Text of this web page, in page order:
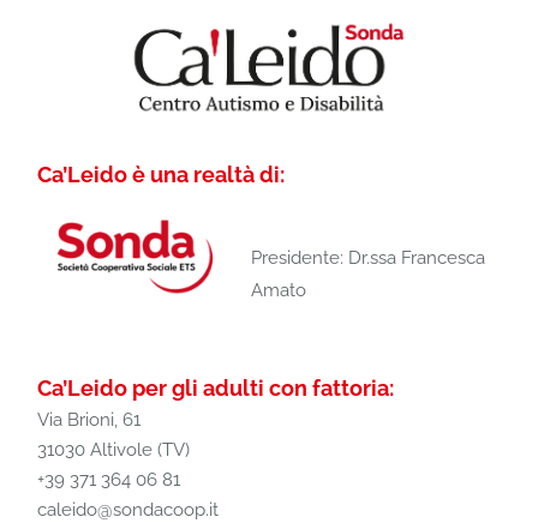
Ca’Leido è una realtà di:
Presidente: Dr.ssa Francesca
Amato
Ca’Leido per gli adulti con fattoria:
Via Brioni, 61
31030 Altivole (TV)
+39 371 364 06 81
caleido@sondacoop.it